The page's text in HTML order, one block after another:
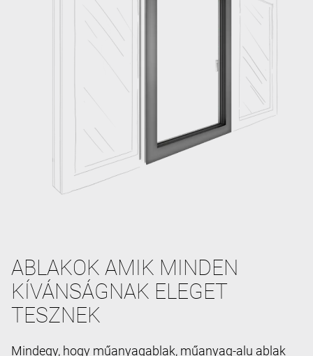
ABLAKOK AMIK MINDEN
KÍVÁNSÁGNAK ELEGET
TESZNEK
Mindegy, hogy műanyagablak, műanyag-alu ablak